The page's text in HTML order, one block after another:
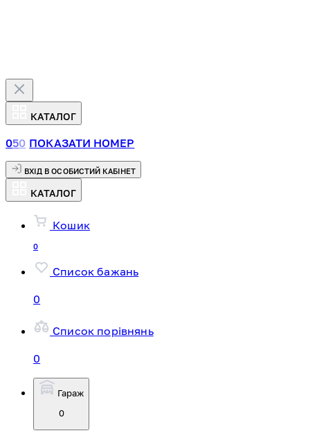
КАТАЛОГ
050 ПОКАЗАТИ НОМЕР
ВХІД В ОСОБИСТИЙ КАБІНЕТ
КАТАЛОГ
Кошик
0
Список бажань
0
Список порівнянь
0
Гараж
0